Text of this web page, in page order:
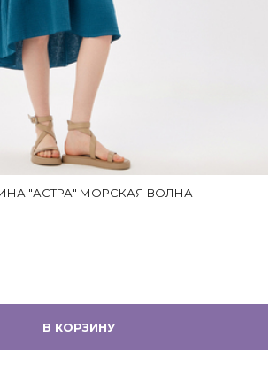
"АСТРА" МОРСКАЯ ВОЛНА
В КОРЗИНУ